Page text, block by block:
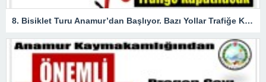
8. Bisiklet Turu Anamur’dan Başlıyor. Bazı Yollar Trafiğe Kapatılacak